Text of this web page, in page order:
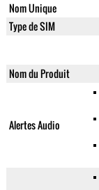
Nom Unique
Type de SIM
Nom du Produit
Alertes Audio